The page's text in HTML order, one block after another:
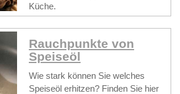
Küche.
Rauchpunkte von
Speiseöl
Wie stark können Sie welches
Speiseöl erhitzen? Finden Sie hier